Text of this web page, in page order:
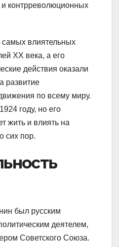
и контрреволюционных
влиятельных
XX века, а его
действия оказали
развитие
по всему миру.
году, но его
жить и влиять на
сих пор.
был русским
деятелем,
Советского Союза.